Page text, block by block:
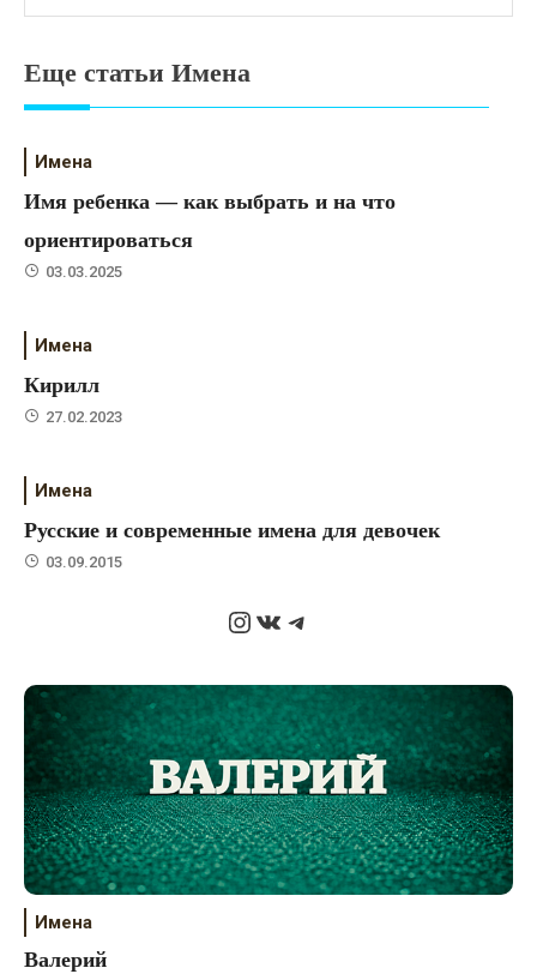
Еще статьи Имена
Имена
Имя ребенка — как выбрать и на что
ориентироваться
03.03.2025
Имена
Кирилл
27.02.2023
Имена
Русские и современные имена для девочек
03.09.2015
Instagram
ВКонтакте
Telegram
Имена
Валерий